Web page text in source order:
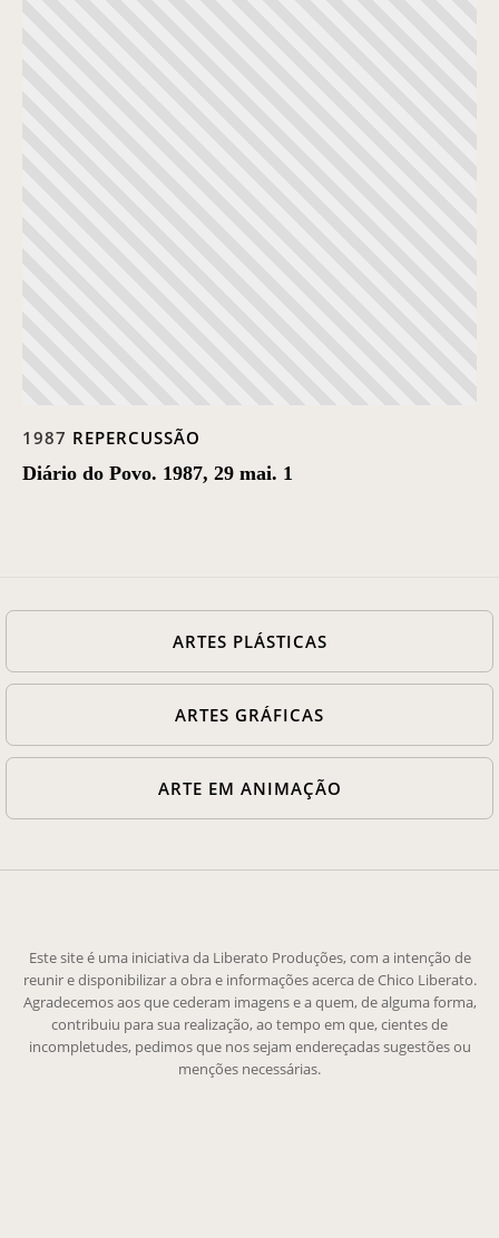
1987 REPERCUSSÃO
Diário do Povo. 1987, 29 mai. 1
ARTES PLÁSTICAS
ARTES GRÁFICAS
ARTE EM ANIMAÇÃO
Este site é uma iniciativa da Liberato Produções, com a intenção de
reunir e disponibilizar a obra e informações acerca de Chico Liberato.
Agradecemos aos que cederam imagens e a quem, de alguma forma,
contribuiu para sua realização, ao tempo em que, cientes de
incompletudes, pedimos que nos sejam endereçadas sugestões ou
menções necessárias.